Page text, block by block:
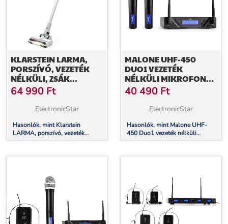
KLARSTEIN LARMA,
PORSZÍVÓ, VEZETÉK
NÉLKÜLI, ZSÁK
NÉLKÜLI, MAXIMÁLIS
ÜZEMIDŐ 45 PERC, LED
64 990 Ft
ElectronicStar
Hasonlók, mint Klarstein
LARMA, porszívó, vezeték
nélküli, zsák nélküli, maximális
MALONE UHF-450
DUO1 VEZETÉK
NÉLKÜLI MIKROFON
SZETT
40 490 Ft
ElectronicStar
Hasonlók, mint Malone UHF-
450 Duo1 vezeték nélküli
mikrofon szett